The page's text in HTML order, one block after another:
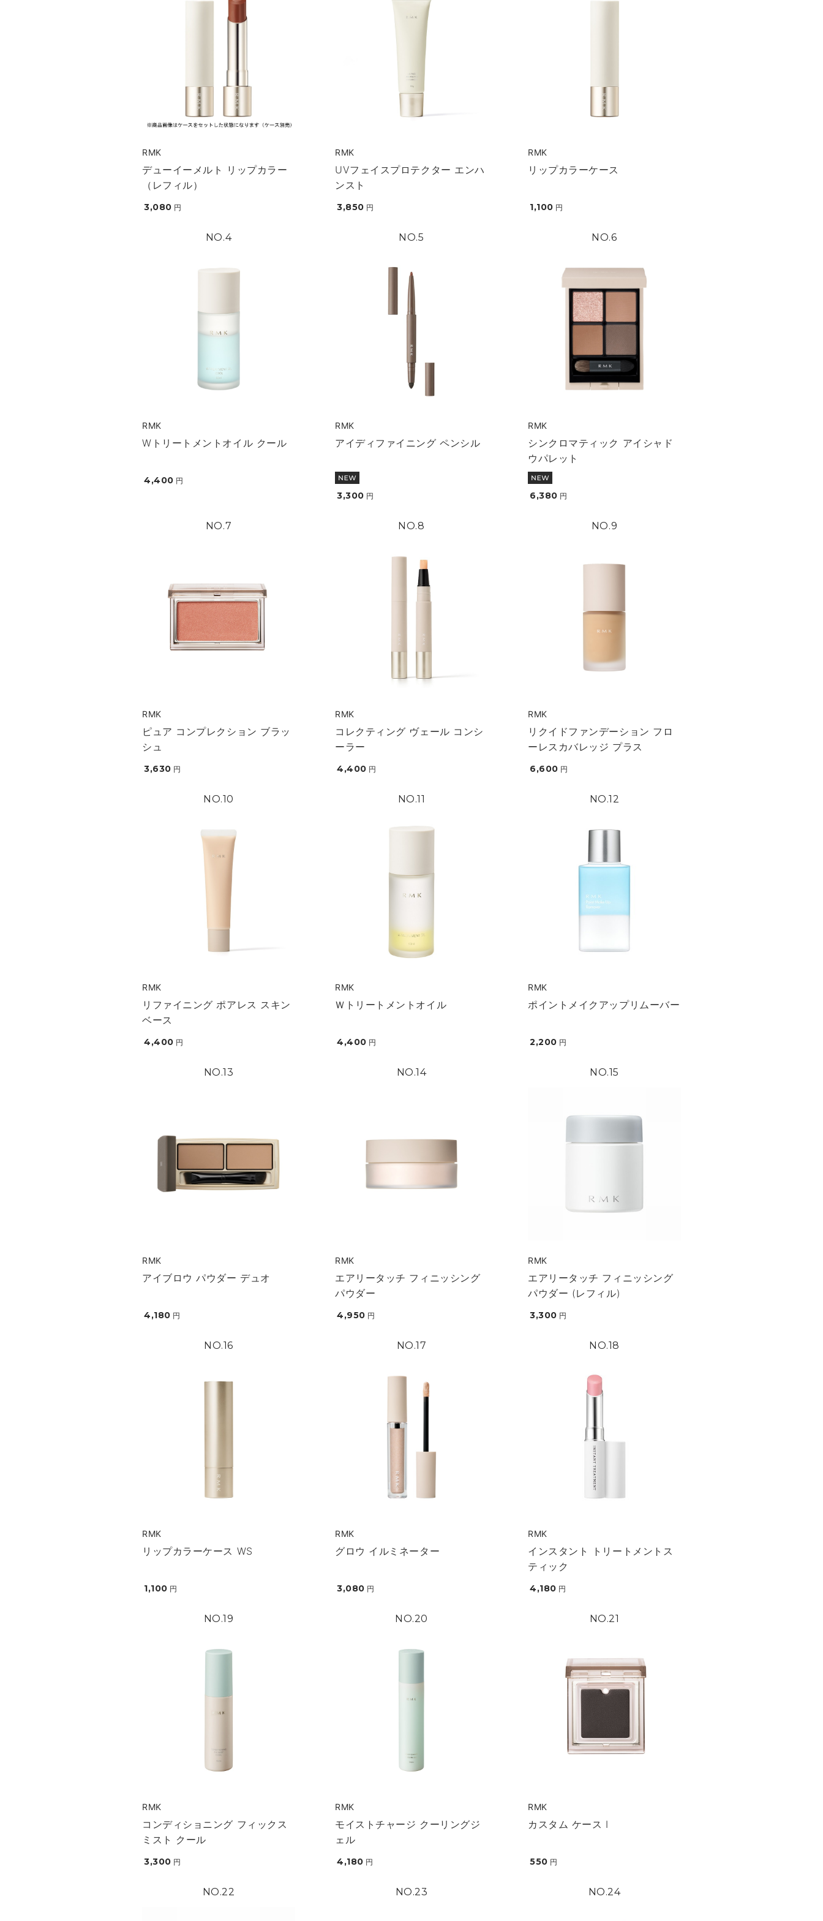
RMK
デューイーメルト リップカラー
（レフィル）
3,080 円
RMK
UVフェイスプロテクター エンハ
ンスト
3,850 円
RMK
リップカラーケース
1,100 円
4
RMK
Wトリートメントオイル クール
4,400 円
5
RMK
アイディファイニング ペンシル
3,300 円
6
RMK
シンクロマティック アイシャド
ウパレット
6,380 円
7
RMK
ピュア コンプレクション ブラッ
シュ
3,630 円
8
RMK
コレクティング ヴェール コンシ
ーラー
4,400 円
9
RMK
リクイドファンデーション フロ
ーレスカバレッジ プラス
6,600 円
10
RMK
リファイニング ポアレス スキン
ベース
4,400 円
11
RMK
Ｗトリートメントオイル
4,400 円
12
RMK
ポイントメイクアップリムーバー
2,200 円
13
RMK
アイブロウ パウダー デュオ
4,180 円
14
RMK
エアリータッチ フィニッシング
パウダー
4,950 円
15
RMK
エアリータッチ フィニッシング
パウダー (レフィル)
3,300 円
16
RMK
リップカラーケース WS
1,100 円
17
RMK
グロウ イルミネーター
3,080 円
18
RMK
インスタント トリートメントス
ティック
4,180 円
19
RMK
コンディショニング フィックス
ミスト クール
3,300 円
20
RMK
モイストチャージ クーリングジ
ェル
4,180 円
21
RMK
カスタム ケース I
550 円
22 23 24